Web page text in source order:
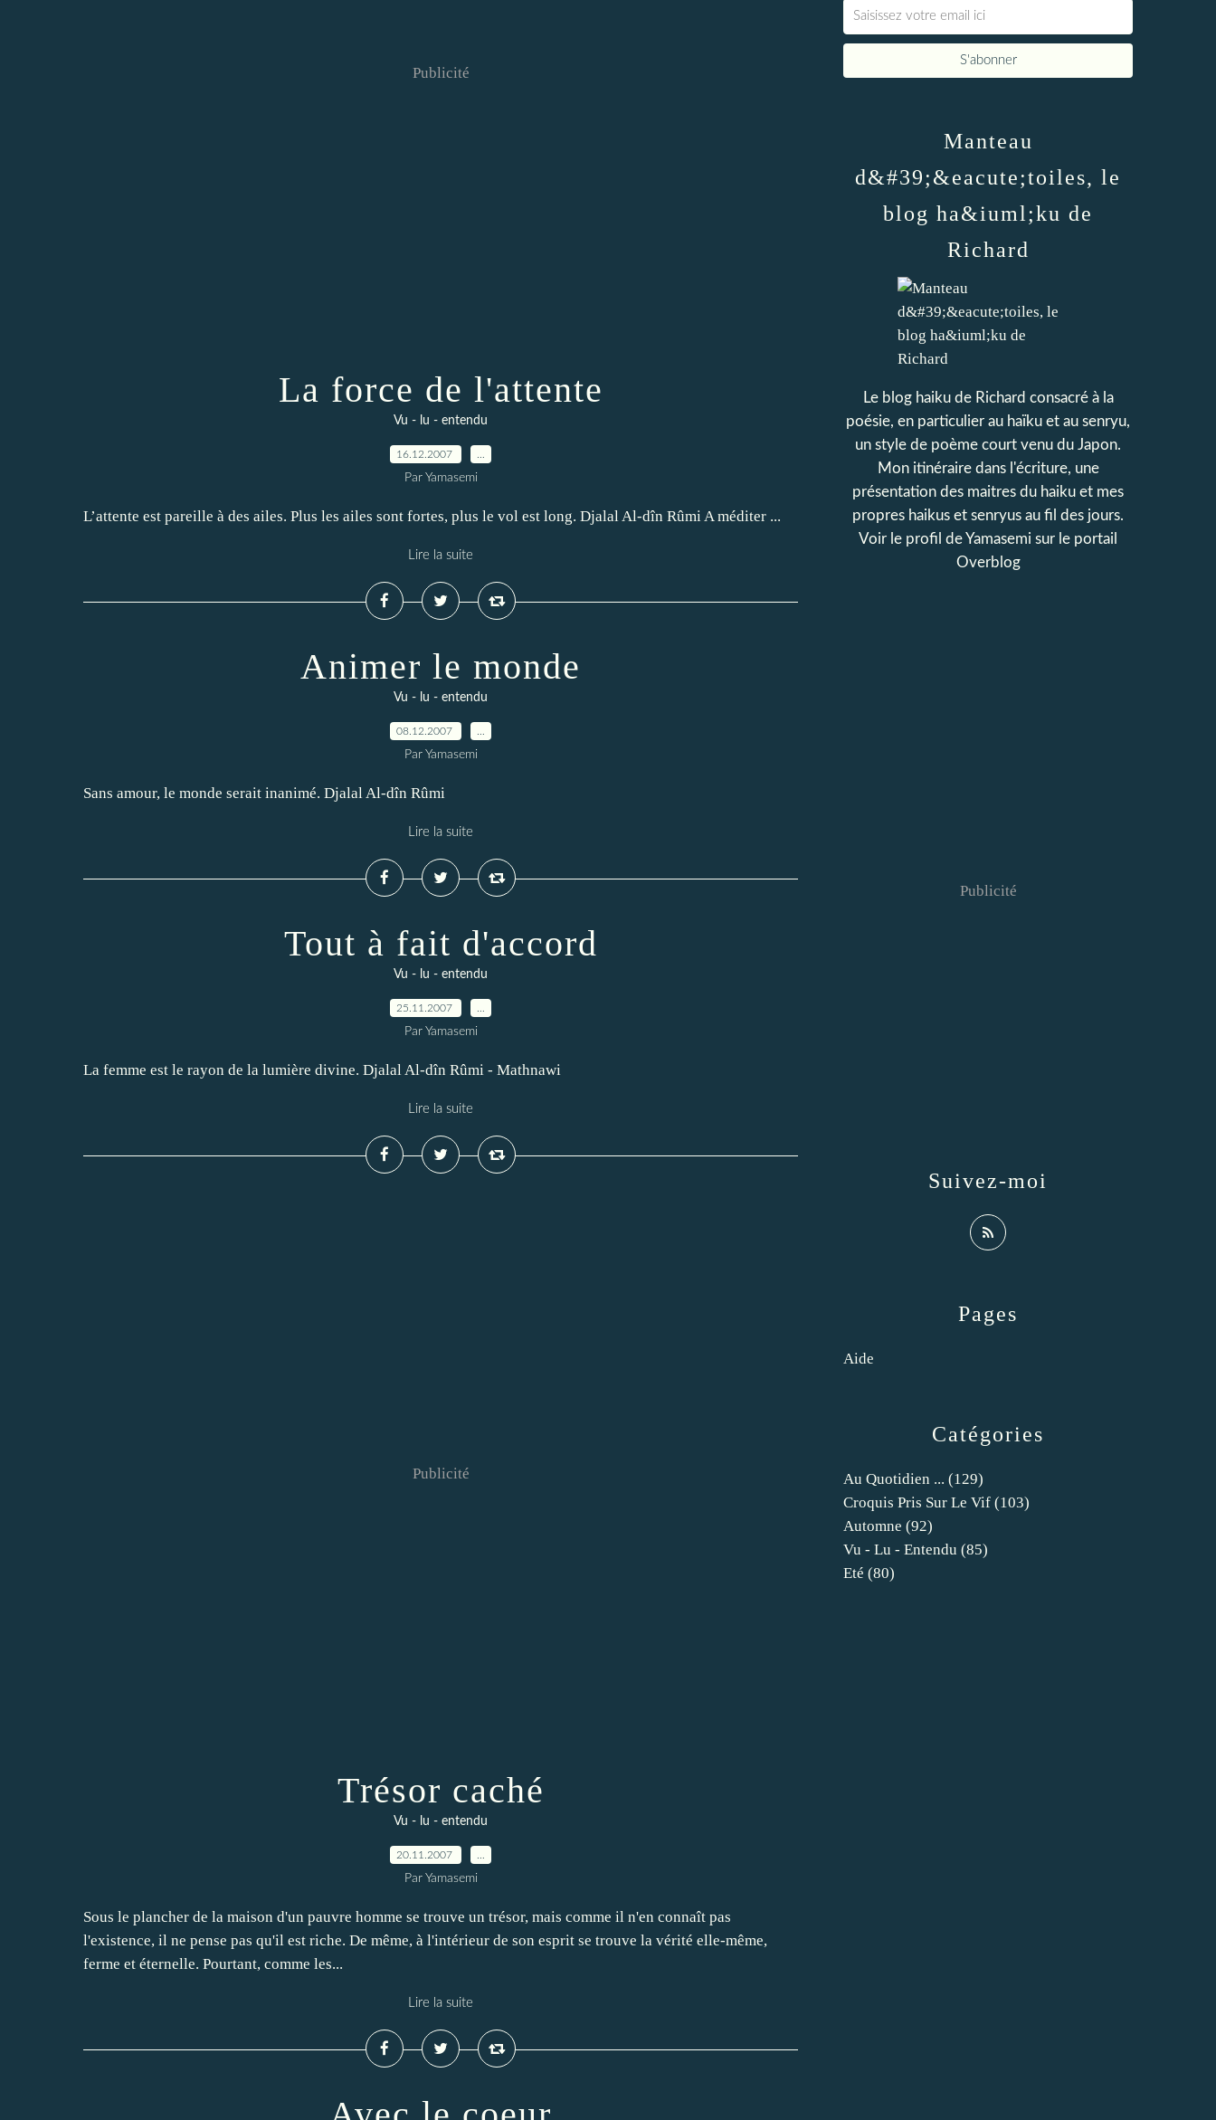
Publicité
La force de l'attente
Vu - lu - entendu
16.12.2007
Par Yamasemi
L’attente est pareille à des ailes. Plus les ailes sont fortes, plus le vol est long. Djalal Al-dîn Rûmi A méditer ...
Lire la suite
Animer le monde
Vu - lu - entendu
08.12.2007
Par Yamasemi
Sans amour, le monde serait inanimé. Djalal Al-dîn Rûmi
Lire la suite
Tout à fait d'accord
Vu - lu - entendu
25.11.2007
Par Yamasemi
La femme est le rayon de la lumière divine. Djalal Al-dîn Rûmi - Mathnawi
Lire la suite
Publicité
Trésor caché
Vu - lu - entendu
20.11.2007
Par Yamasemi
Sous le plancher de la maison d'un pauvre homme se trouve un trésor, mais comme il n'en connaît pas
l'existence, il ne pense pas qu'il est riche. De même, à l'intérieur de son esprit se trouve la vérité elle-même,
ferme et éternelle. Pourtant, comme les...
Lire la suite
Catégories
Au Quotidien ... (129)
Croquis Pris Sur Le Vif (103)
Automne (92)
Vu - Lu - Entendu (85)
Eté (80)
Pages
Aide
Manteau
d&#39;&eacute;toiles, le
blog ha&iuml;ku de
Richard
Le blog haiku de Richard consacré à la
poésie, en particulier au haïku et au senryu,
un style de poème court venu du Japon.
Mon itinéraire dans l'écriture, une
présentation des maitres du haiku et mes
propres haikus et senryus au fil des jours.
Voir le profil deYamasemi sur le portail
Overblog
Suivez-moi
Publicité